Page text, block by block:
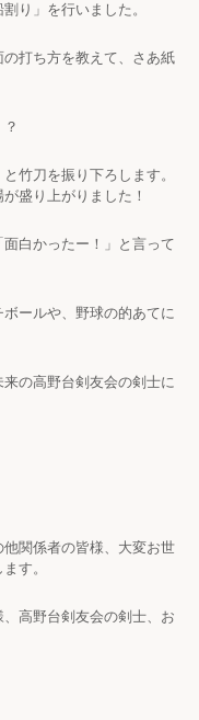
り」を行いました。
打ち方を教えて、さあ紙
竹刀を振り下ろします。
盛り上がりました！
白かったー！」と言って
ールや、野球の的あてに
の高野台剣友会の剣士に
関係者の皆様、大変お世
す。
高野台剣友会の剣士、お